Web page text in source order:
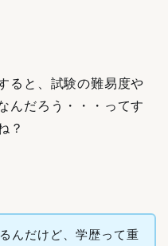
ると、試験の難易度や
んだろう・・・ってす
？
んだけど、学歴って重